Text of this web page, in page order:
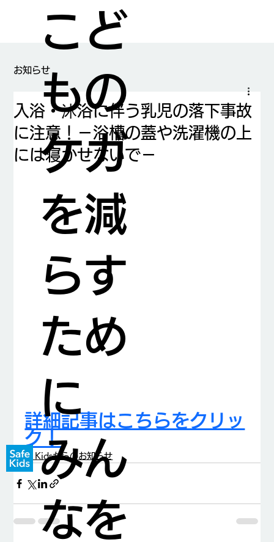
こど
もの
ケガ
を減
らす
ため
に
みん
なを
入浴・沐浴に伴う乳児の落下事故
に注意！－浴槽の蓋や洗濯機の上
には寝かせないで－
詳細記事はこちらをクリッ
ク！
Safe Kidsからのお知らせ
​お知らせ